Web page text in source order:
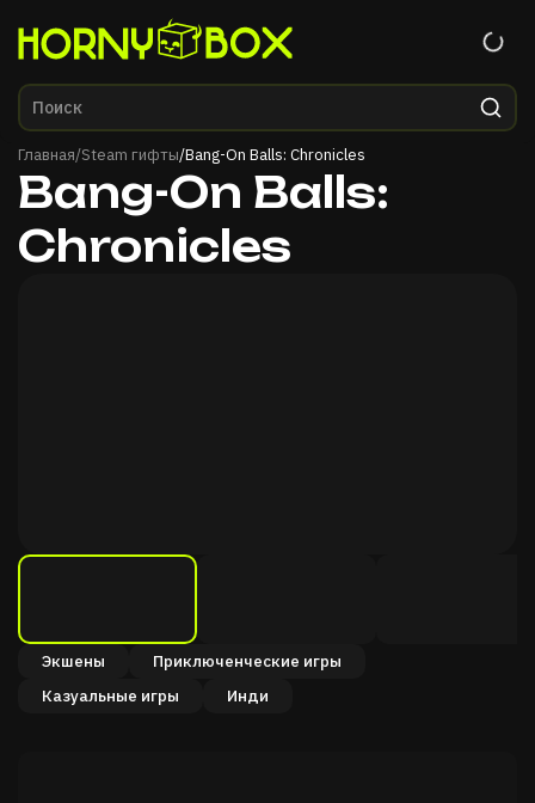
Главная/Steam гифты/Bang-On Balls: Chronicles
Bang-On Balls:
Chronicles
Экшены
Приключенческие игры
Казуальные игры
Инди